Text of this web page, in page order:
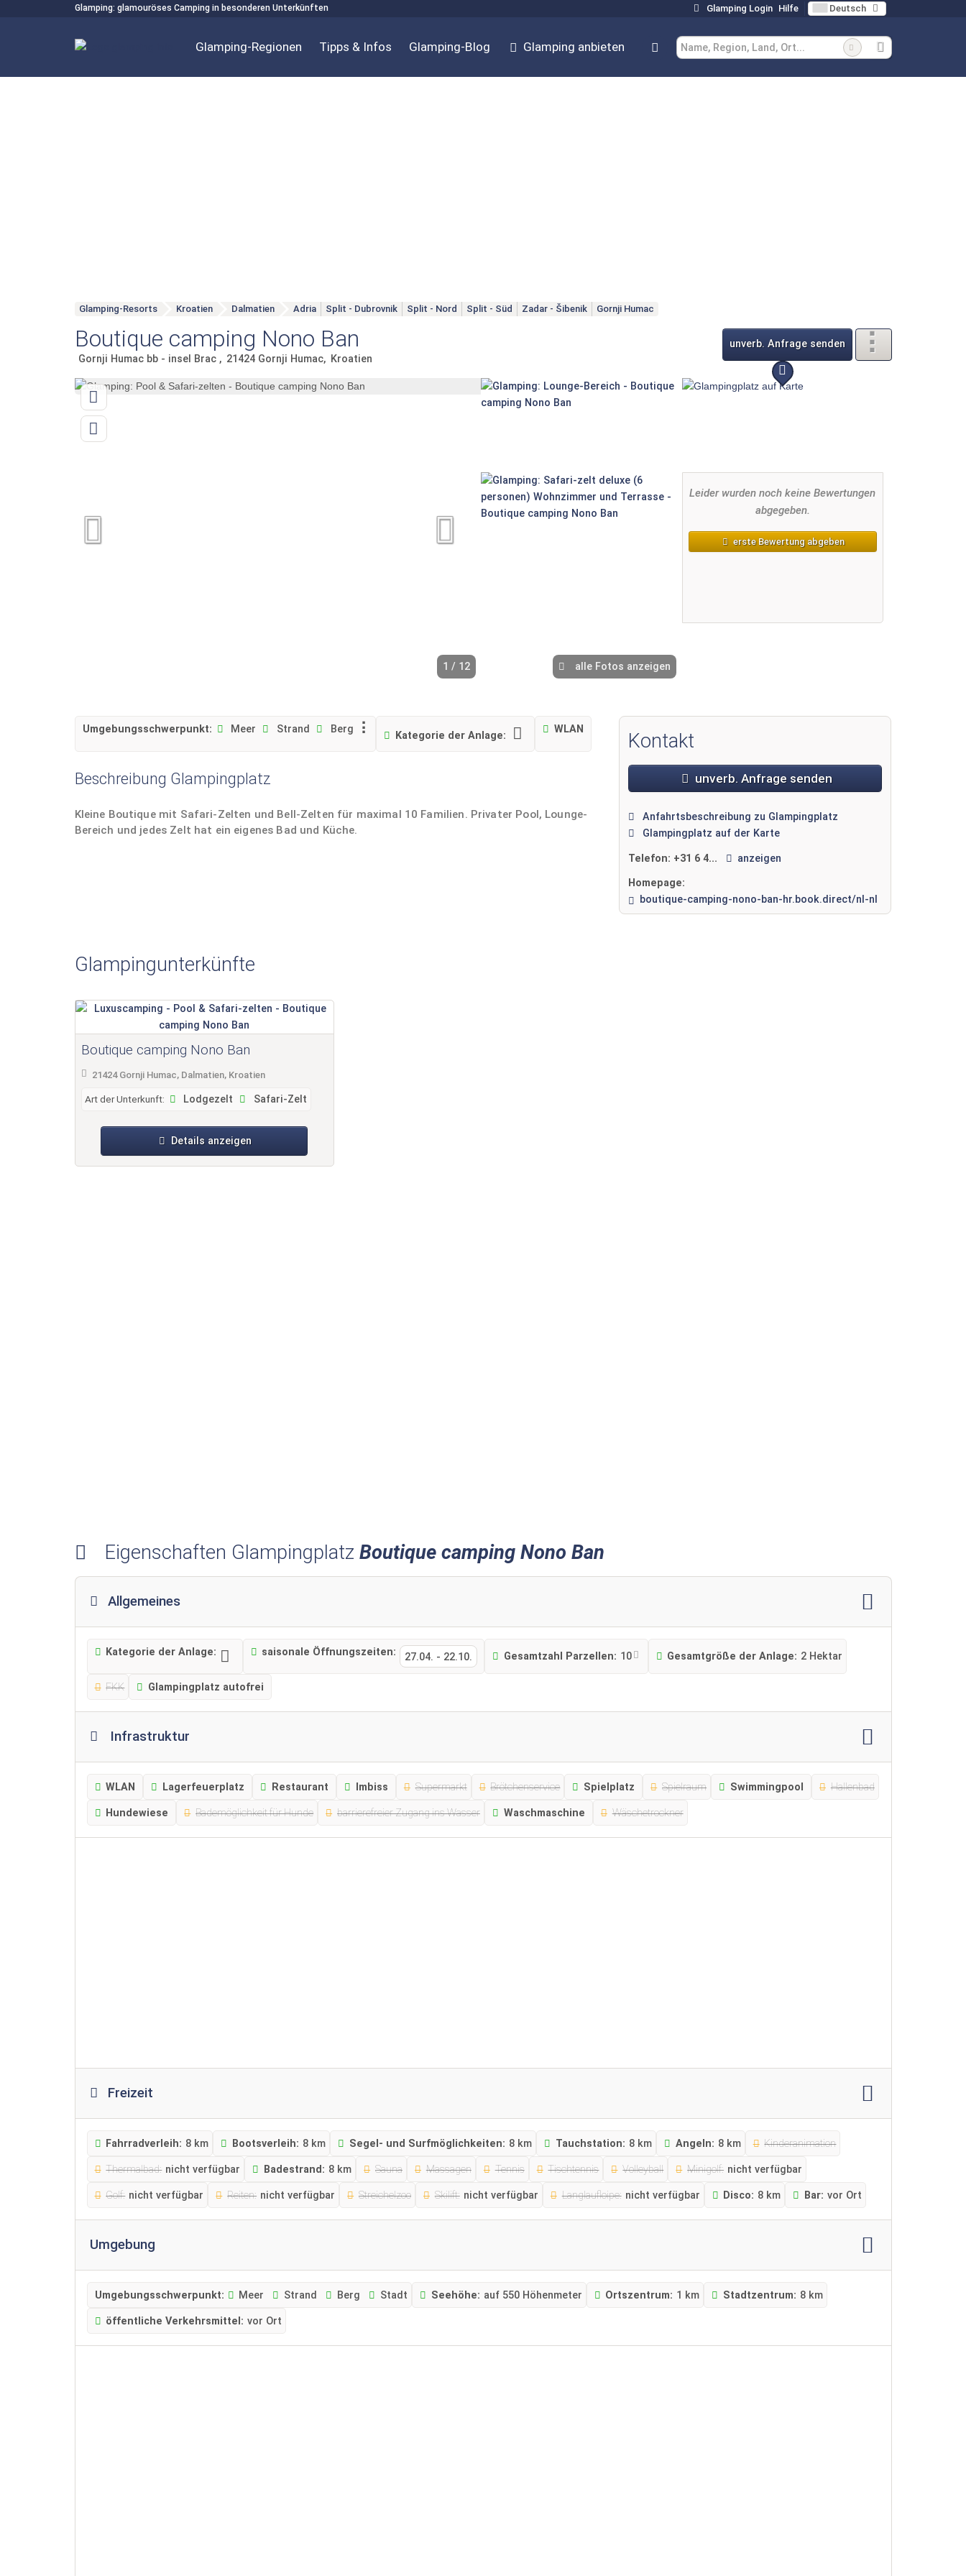
Glamping: glamouröses Camping in besonderen Unterkünften Glamping Login Hilfe Deutsch
Glamping-Regionen Tipps & Infos Glamping-Blog Glamping anbieten
Glamping-Resorts Kroatien Dalmatien Adria Split - Dubrovnik Split - Nord Split - Süd Zadar - Šibenik Gornji Humac
Boutique camping Nono Ban
Gornji Humac bb - insel Brac 21424 Gornji Humac Kroatien
unverb. Anfrage senden
1 / 12 alle Fotos anzeigen
Leider wurden noch keine Bewertungen
abgegeben.
erste Bewertung abgeben
Umgebungsschwerpunkt: Meer Strand Berg
Kategorie der Anlage:
WLAN
Beschreibung Glampingplatz
Kleine Boutique mit Safari-Zelten und Bell-Zelten für maximal 10 Familien. Privater Pool, Lounge-
Bereich und jedes Zelt hat ein eigenes Bad und Küche.
Kontakt
unverb. Anfrage senden
Anfahrtsbeschreibung zu Glampingplatz
Glampingplatz auf der Karte
Telefon: +31 6 4... anzeigen
Homepage:
boutique-camping-nono-ban-hr.book.direct/nl-nl
Glampingunterkünfte
Boutique camping Nono Ban
21424 Gornji Humac, Dalmatien, Kroatien
Art der Unterkunft: Lodgezelt Safari-Zelt
Details anzeigen
Eigenschaften GlampingplatzBoutique camping Nono Ban
Allgemeines
Kategorie der Anlage: saisonale Öffnungszeiten: 27.04. - 22.10. Gesamtzahl Parzellen: 10 Gesamtgröße der Anlage: 2 Hektar
FKK Glampingplatz autofrei
Infrastruktur
WLAN Lagerfeuerplatz Restaurant Imbiss Supermarkt Brötchenservice Spielplatz Spielraum Swimmingpool Hallenbad
Hundewiese Bademöglichkeit für Hunde barrierefreier Zugang ins Wasser Waschmaschine Wäschetrockner
Freizeit
Fahrradverleih: 8 km Bootsverleih: 8 km Segel- und Surfmöglichkeiten: 8 km Tauchstation: 8 km Angeln: 8 km Kinderanimation
Thermalbad: nicht verfügbar Badestrand: 8 km Sauna Massagen Tennis Tischtennis Volleyball Minigolf: nicht verfügbar
Golf: nicht verfügbar Reiten: nicht verfügbar Streichelzoo Skilift: nicht verfügbar Langlaufloipe: nicht verfügbar Disco: 8 km Bar: vor Ort
Umgebung
Umgebungsschwerpunkt: Meer Strand Berg Stadt Seehöhe: auf 550 Höhenmeter Ortszentrum: 1 km Stadtzentrum: 8 km
öffentliche Verkehrsmittel: vor Ort